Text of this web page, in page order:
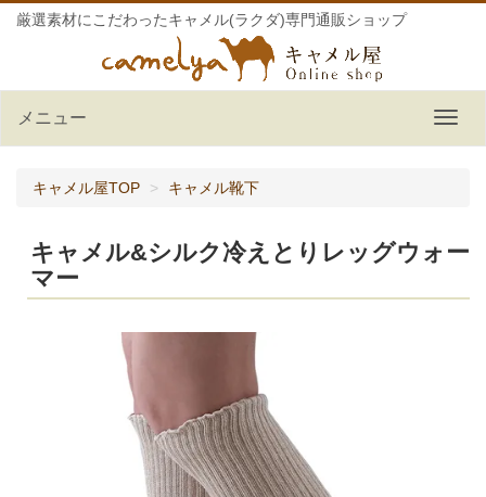
厳選素材にこだわったキャメル(ラクダ)専門通販ショップ
メニュー
キャメル屋TOP キャメル靴下
キャメル&シルク冷えとりレッグウォー
マー